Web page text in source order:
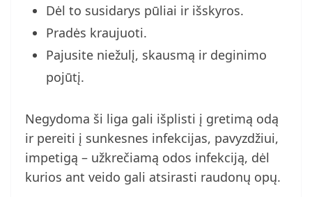
Dėl to susidarys pūliai ir išskyros.
Pradės kraujuoti.
Pajusite niežulį, skausmą ir deginimo
pojūtį.
Negydoma ši liga gali išplisti į gretimą odą
ir pereiti į sunkesnes infekcijas, pavyzdžiui,
impetigą – užkrečiamą odos infekciją, dėl
kurios ant veido gali atsirasti raudonų opų.